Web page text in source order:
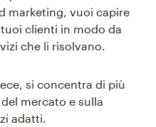
marketing, vuoi capire
clienti in modo da
che li risolvano.
si concentra di più
mercato e sulla
adatti.